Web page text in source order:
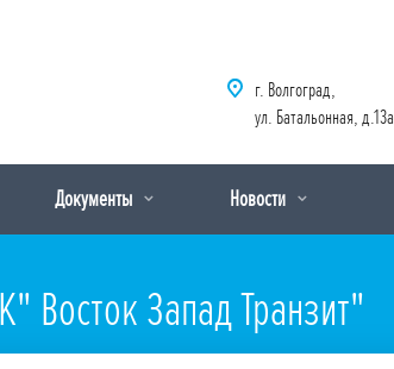
г. Волгоград,
ул. Батальонная, д.13а
Документы Новости
Восток Запад Транзит"